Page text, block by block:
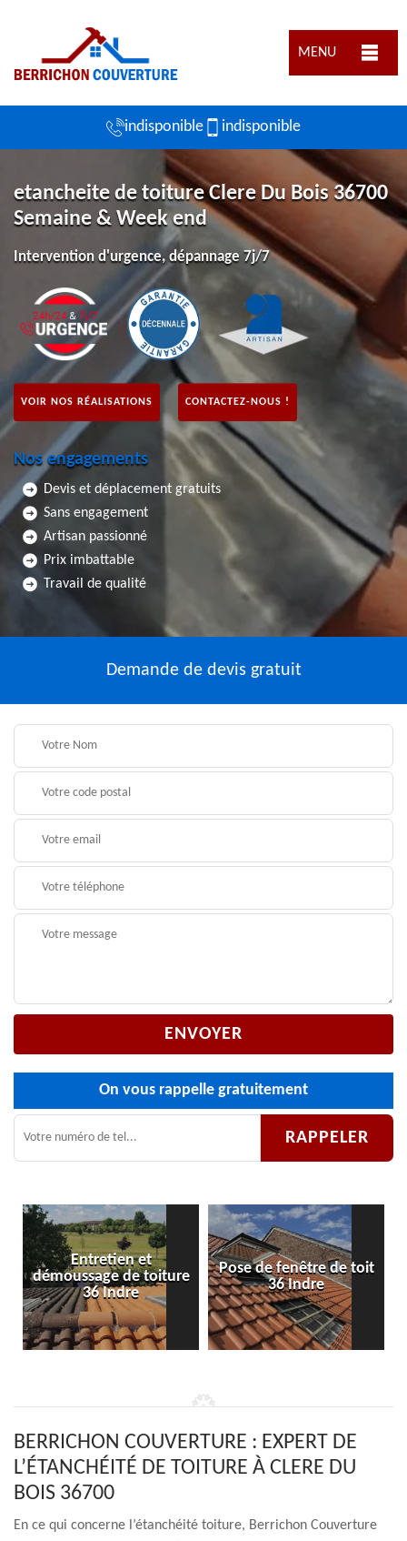
MENU
indisponible indisponible
etancheite de toiture Clere Du Bois 36700
Semaine & Week end
Intervention d'urgence, dépannage 7j/7
VOIR NOS RÉALISATIONS CONTACTEZ-NOUS !
Nos engagements
Devis et déplacement gratuits
Sans engagement
Artisan passionné
Prix imbattable
Travail de qualité
Demande de devis gratuit
On vous rappelle gratuitement
Entretien et
démoussage de toiture
36 Indre
Pose de fenêtre de toit
36 Indre
BERRICHON COUVERTURE : EXPERT DE
L’ÉTANCHÉITÉ DE TOITURE À CLERE DU
BOIS 36700
En ce qui concerne l’étanchéité toiture, Berrichon Couverture